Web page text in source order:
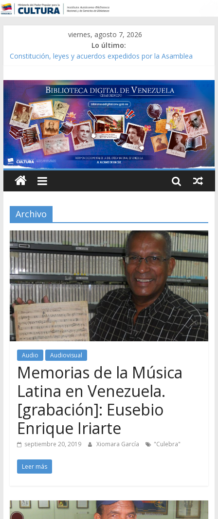
viernes, agosto 7, 2026
Lo último:
Constitución, leyes y acuerdos expedidos por la Asamblea
Modesta Bor Sánchez [material gráfico]
Gaceta Oficial de la República de Venezuela año CXXXIII Mes V,
Caracas 09 de marzo de 2006 N° 38.394
Catálogo temático de obras de Modesta Bor
Archivo
Audio Audiovisual
Memorias de la Música
Latina en Venezuela.
[grabación]: Eusebio
Enrique Iriarte
septiembre 20, 2019 Xiomara García "Culebra"
Leer más